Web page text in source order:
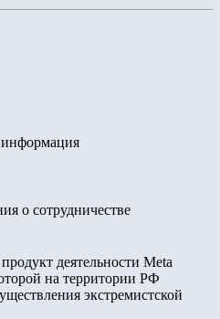
о сотрудничестве
деятельности Meta
на территории РФ
экстремистской